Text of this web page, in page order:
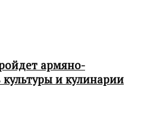
армяно-
и кулинарии